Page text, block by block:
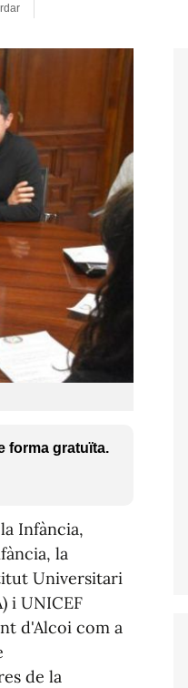
forma gratuïta.
Infància,
la
Universitari
i UNICEF
d'Alcoi com a
de la